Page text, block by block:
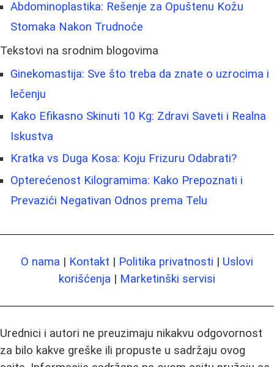
Abdominoplastika: Rešenje za Opuštenu Kožu
Stomaka Nakon Trudnoće
Tekstovi na srodnim blogovima
Ginekomastija: Sve što treba da znate o uzrocima i
lečenju
Kako Efikasno Skinuti 10 Kg: Zdravi Saveti i Realna
Iskustva
Kratka vs Duga Kosa: Koju Frizuru Odabrati?
Opterećenost Kilogramima: Kako Prepoznati i
Prevazići Negativan Odnos prema Telu
O nama | Kontakt | Politika privatnosti | Uslovi
korišćenja | Marketinški servisi
Urednici i autori ne preuzimaju nikakvu odgovornost
za bilo kakve greške ili propuste u sadržaju ovog